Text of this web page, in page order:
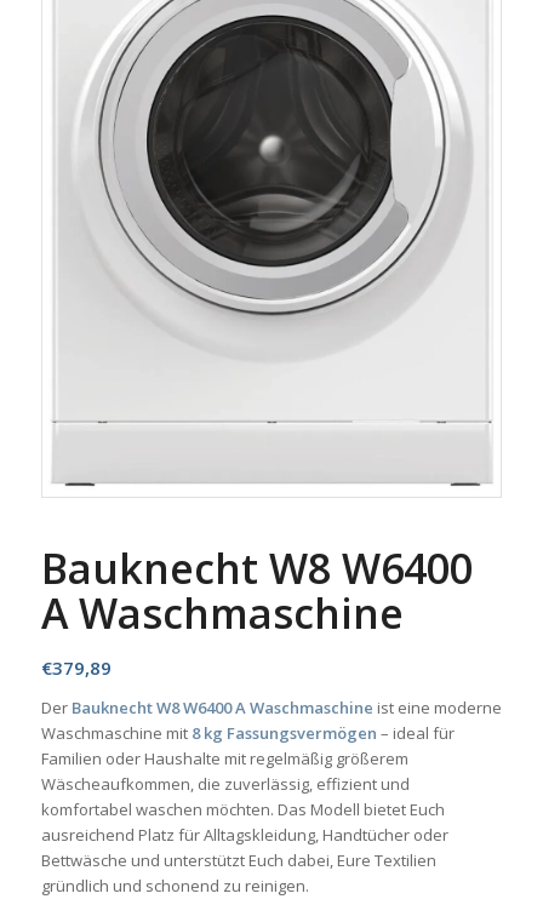
Bauknecht W8 W6400
A Waschmaschine
€379,89
Der Bauknecht W8 W6400 A Waschmaschine ist eine moderne
Waschmaschine mit 8 kg Fassungsvermögen – ideal für
Familien oder Haushalte mit regelmäßig größerem
Wäscheaufkommen, die zuverlässig, effizient und
komfortabel waschen möchten. Das Modell bietet Euch
ausreichend Platz für Alltagskleidung, Handtücher oder
Bettwäsche und unterstützt Euch dabei, Eure Textilien
gründlich und schonend zu reinigen.